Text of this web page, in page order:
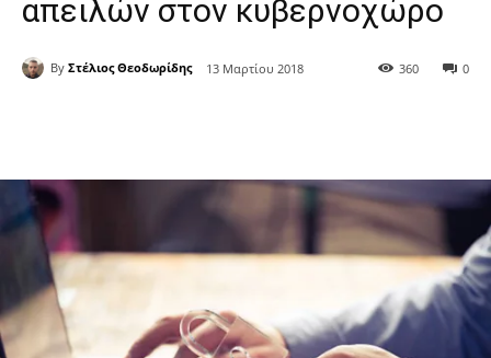
απειλών στον κυβερνοχώρο
By Στέλιος Θεοδωρίδης 13 Μαρτίου 2018 0
360